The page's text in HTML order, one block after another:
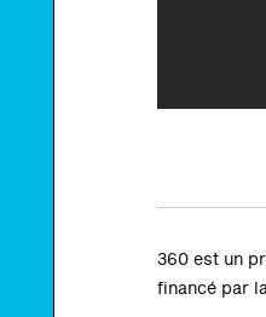
360 est un
financé par